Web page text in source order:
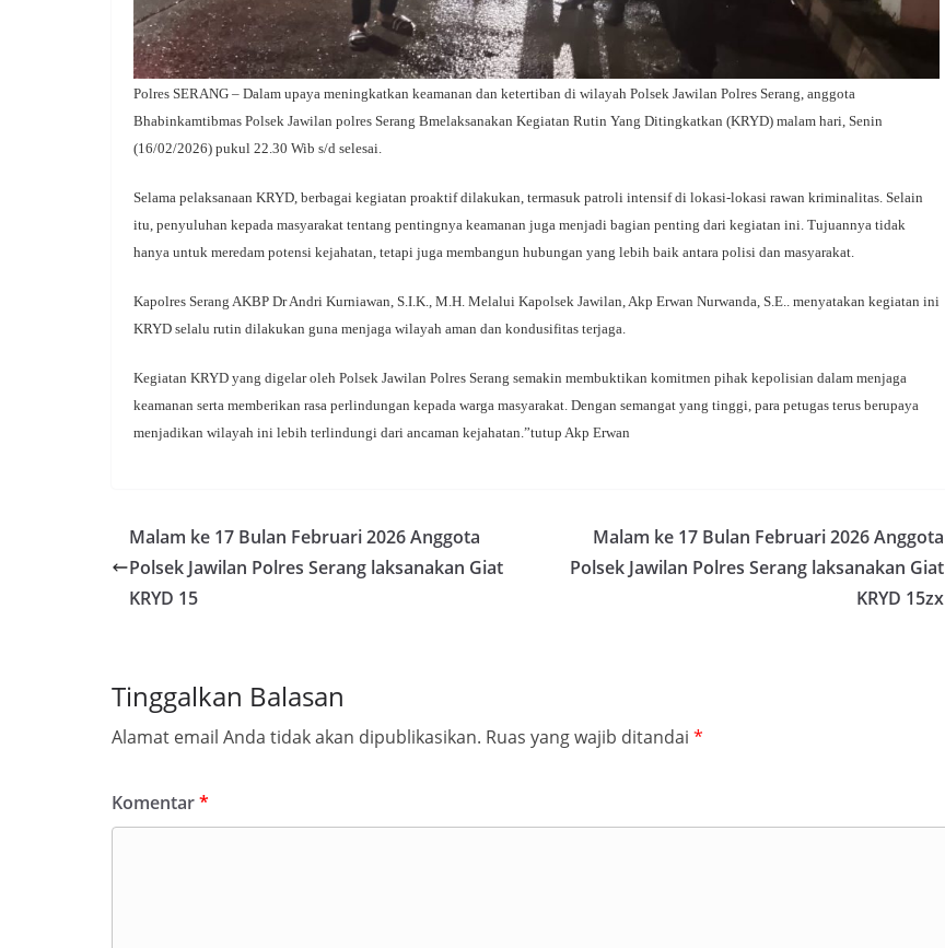
Polres SERANG – Dalam upaya meningkatkan keamanan dan ketertiban di wilayah Polsek Jawilan Polres Serang, anggota
Bhabinkamtibmas Polsek Jawilan polres Serang Bmelaksanakan Kegiatan Rutin Yang Ditingkatkan (KRYD) malam hari, Senin
(16/02/2026) pukul 22.30 Wib s/d selesai.
Selama pelaksanaan KRYD, berbagai kegiatan proaktif dilakukan, termasuk patroli intensif di lokasi-lokasi rawan kriminalitas. Selain
itu, penyuluhan kepada masyarakat tentang pentingnya keamanan juga menjadi bagian penting dari kegiatan ini. Tujuannya tidak
hanya untuk meredam potensi kejahatan, tetapi juga membangun hubungan yang lebih baik antara polisi dan masyarakat.
Kapolres Serang AKBP Dr Andri Kurniawan, S.I.K., M.H. Melalui Kapolsek Jawilan, Akp Erwan Nurwanda, S.E.. menyatakan kegiatan ini
KRYD selalu rutin dilakukan guna menjaga wilayah aman dan kondusifitas terjaga.
Kegiatan KRYD yang digelar oleh Polsek Jawilan Polres Serang semakin membuktikan komitmen pihak kepolisian dalam menjaga
keamanan serta memberikan rasa perlindungan kepada warga masyarakat. Dengan semangat yang tinggi, para petugas terus berupaya
menjadikan wilayah ini lebih terlindungi dari ancaman kejahatan.”tutup Akp Erwan
Malam ke 17 Bulan Februari 2026 Anggota
Polsek Jawilan Polres Serang laksanakan Giat
KRYD 15
Malam ke 17 Bulan Februari 2026 Anggota
Polsek Jawilan Polres Serang laksanakan Giat
KRYD 15zx
Tinggalkan Balasan
Alamat email Anda tidak akan dipublikasikan. Ruas yang wajib ditandai *
Komentar*